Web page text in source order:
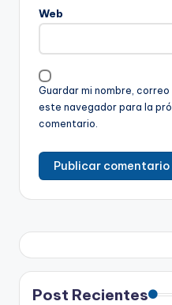
Web
Guardar mi nombre,
este navegador para la
comentario.
Post Recientes